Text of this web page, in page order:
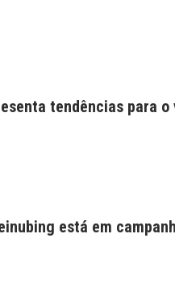
tendências para o
está em